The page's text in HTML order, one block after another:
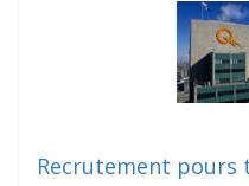
Recrutement pours